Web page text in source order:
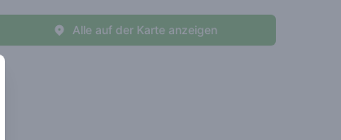
Alle auf der Karte anzeigen